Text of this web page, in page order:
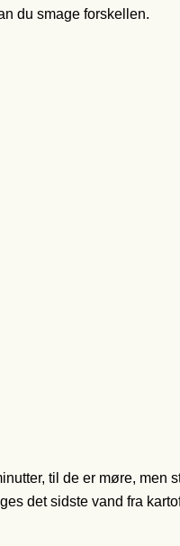
du smage forskellen.
til de er møre,
det sidste vand fra